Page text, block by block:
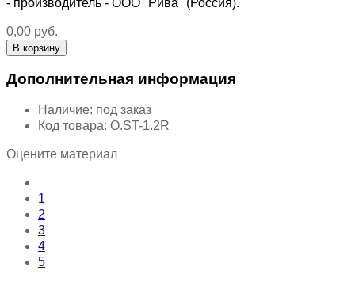
- производитель - ООО "Рива" (Россия).
0,00 руб.
Дополнительная информация
Наличие: под заказ
Код товара: O.ST-1.2R
Оцените материал
1
2
3
4
5